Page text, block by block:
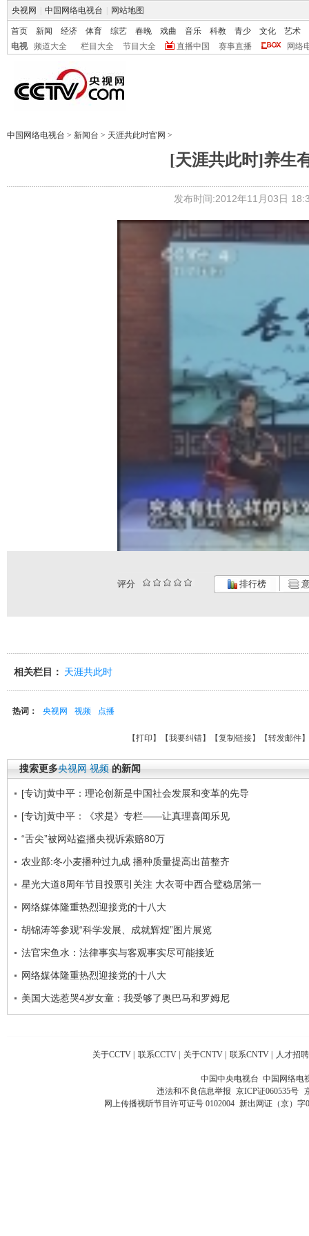
央视网 中国网络电视台 网站地图
首页 新闻 经济 体育 综艺 春晚 戏曲 音乐 科教 青少 文化
艺术
电视
频道大全 栏目大全 节目大全 直播中国 赛事直播 网络
中国网络电视台 > 新闻台 > 天涯共此时官网 >
[天涯共此时]养生
发布时间:2012年11月03日
评分 排行榜
相关栏目： 天涯共此时
热词： 央视网 视频 点播
【打印 】【我要纠错】【复制链接】【转发邮件
搜索更多央视网 视频 的新闻
[专访]黄中平：理论创新是中国社会发展和变革的先导
[专访]黄中平：《求是》专栏——让真理喜闻乐见
“舌尖”被网站盗播央视诉索赔80万
农业部:冬小麦播种过九成 播种质量提高出苗整齐
星光大道8周年节目投票引关注 大衣哥中西合璧稳居第一
网络媒体隆重热烈迎接党的十八大
胡锦涛等参观“科学发展、成就辉煌”图片展览
法官宋鱼水：法律事实与客观事实尽可能接近
网络媒体隆重热烈迎接党的十八大
美国大选惹哭4岁女童：我受够了奥巴马和罗姆尼
关于CCTV 联系CCTV 关于CNTV 联系CNTV 人才招聘
中国中央电视台 中国网络电
违法和不良信息举报 京ICP证060535号
网上传播视听节目许可证号 0102004 新出网证（京）